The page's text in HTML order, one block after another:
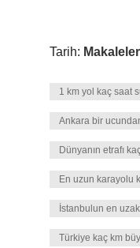
Tarih: Makaleler
1 km yol kaç saat
Ankara bir
Dünyanın etrafı
En uzun karayolu
İstanbulun en
Türkiye kaç km